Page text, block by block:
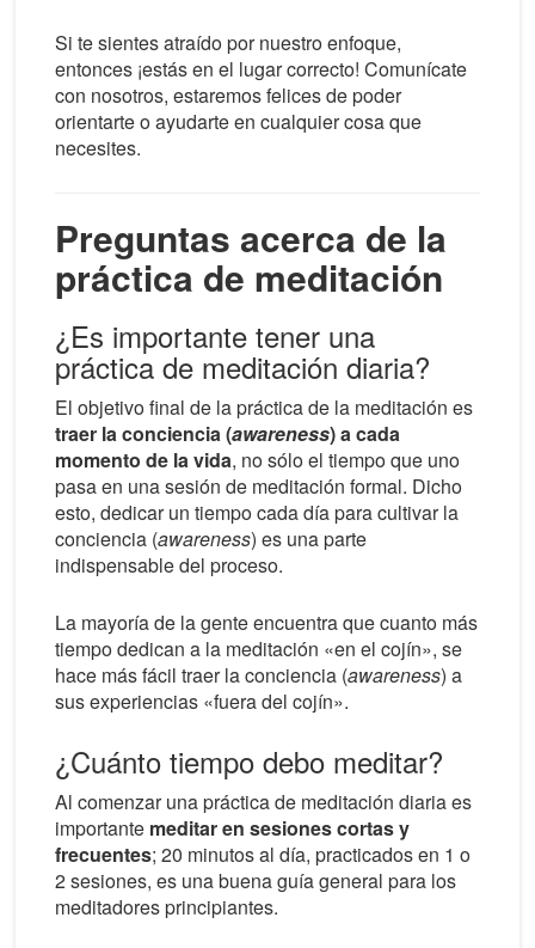
Si te sientes atraído por nuestro enfoque,
entonces ¡estás en el lugar correcto! Comunícate
con nosotros, estaremos felices de poder
orientarte o ayudarte en cualquier cosa que
necesites.
Preguntas acerca de la
práctica de meditación
¿Es importante tener una
práctica de meditación diaria?
El objetivo final de la práctica de la meditación es
traer la conciencia (awareness) a cada
momento de la vida, no sólo el tiempo que uno
pasa en una sesión de meditación formal. Dicho
esto, dedicar un tiempo cada día para cultivar la
conciencia (awareness) es una parte
indispensable del proceso.
La mayoría de la gente encuentra que cuanto más
tiempo dedican a la meditación «en el cojín», se
hace más fácil traer la conciencia (awareness) a
sus experiencias «fuera del cojín».
¿Cuánto tiempo debo meditar?
Al comenzar una práctica de meditación diaria es
importantemeditar en sesiones cortas y
frecuentes; 20 minutos al día, practicados en 1 o
2 sesiones, es una buena guía general para los
meditadores principiantes.